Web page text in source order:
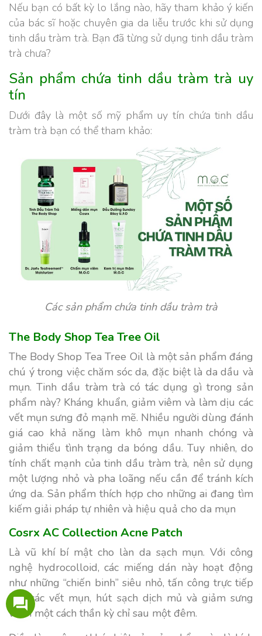
Nếu bạn có bất kỳ lo lắng nào, hãy tham khảo ý kiến
của bác sĩ hoặc chuyên gia da liễu trước khi sử dụng
tinh dầu tràm trà. Bạn đã từng sử dụng tinh dầu tràm
trà chưa?
Sản phẩm chứa tinh dầu tràm trà uy
tín
Dưới đây là một số mỹ phẩm uy tín chứa tinh dầu
tràm trà bạn có thể tham khảo:
Các sản phẩm chứa tinh dầu tràm trà
The Body Shop Tea Tree Oil
The Body Shop Tea Tree Oil là một sản phẩm đáng
chú ý trong việc chăm sóc da, đặc biệt là da dầu và
mụn. Tinh dầu tràm trà có tác dụng gì trong sản
phẩm này? Kháng khuẩn, giảm viêm và làm dịu các
vết mụn sưng đỏ mạnh mẽ. Nhiều người dùng đánh
giá cao khả năng làm khô mụn nhanh chóng và
giảm thiểu tình trạng da bóng dầu. Tuy nhiên, do
tính chất mạnh của tinh dầu tràm trà, nên sử dụng
một lượng nhỏ và pha loãng nếu cần để tránh kích
ứng da. Sản phẩm thích hợp cho những ai đang tìm
kiếm giải pháp tự nhiên và hiệu quả cho da mụn
Cosrx AC Collection Acne Patch
Là vũ khí bí mật cho làn da sạch mụn. Với công
nghệ hydrocolloid, các miếng dán này hoạt động
như những “chiến binh” siêu nhỏ, tấn công trực tiếp
vào các vết mụn, hút sạch dịch mủ và giảm sưng
viêm một cách thần kỳ chỉ sau một đêm.